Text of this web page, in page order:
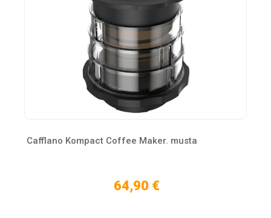
Cafflano Kompact Coffee Maker. musta
64,90 €